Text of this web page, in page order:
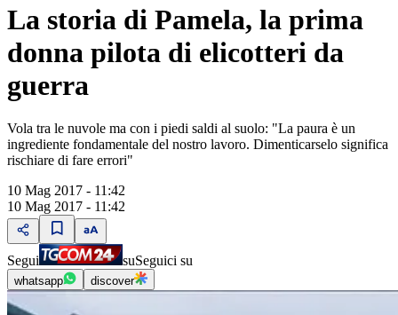
La storia di Pamela, la prima
donna pilota di elicotteri da
guerra
Vola tra le nuvole ma con i piedi saldi al suolo: "La paura è un
ingrediente fondamentale del nostro lavoro. Dimenticarselo significa
rischiare di fare errori"
10 Mag 2017 - 11:42
10 Mag 2017 - 11:42
Segui suSeguici su
whatsapp discover